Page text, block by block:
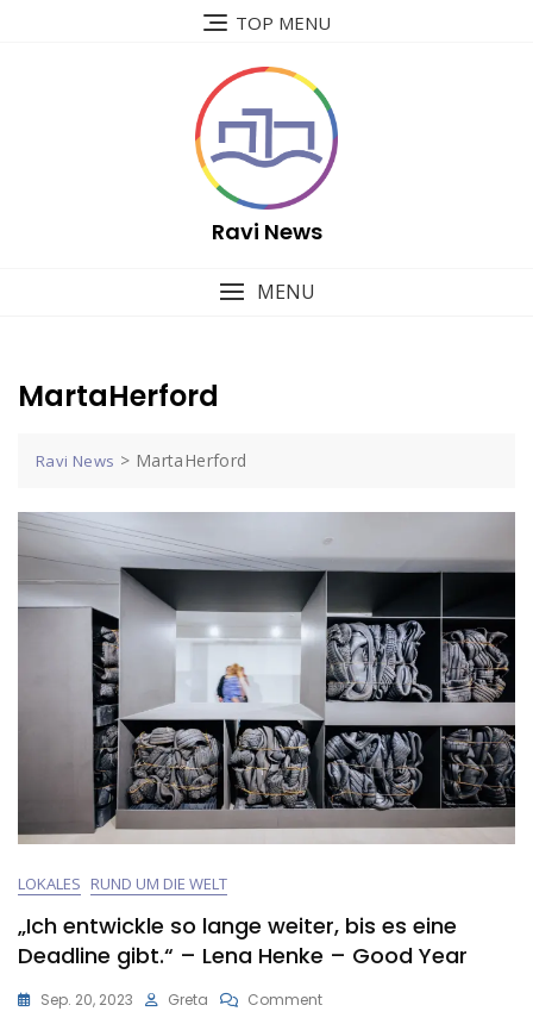
TOP MENU
Ravi News
MENU
MartaHerford
Ravi News > MartaHerford
LOKALES RUND UM DIE WELT
„Ich entwickle so lange weiter, bis es eine
Deadline gibt.“ – Lena Henke – Good Year
Sep. 20, 2023 Greta CommentOn